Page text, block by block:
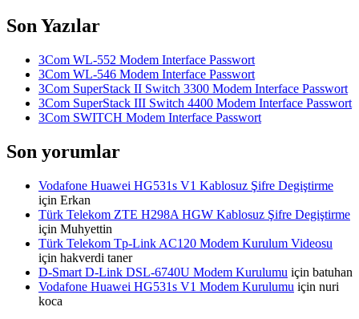
Son Yazılar
3Com WL-552 Modem Interface Passwort
3Com WL-546 Modem Interface Passwort
3Com SuperStack II Switch 3300 Modem Interface Passwort
3Com SuperStack III Switch 4400 Modem Interface Passwort
3Com SWITCH Modem Interface Passwort
Son yorumlar
Vodafone Huawei HG531s V1 Kablosuz Şifre Degiştirme
için Erkan
Türk Telekom ZTE H298A HGW Kablosuz Şifre Degiştirme
için Muhyettin
Türk Telekom Tp-Link AC120 Modem Kurulum Videosu
için hakverdi taner
D-Smart D-Link DSL-6740U Modem Kurulumu için batuhan
Vodafone Huawei HG531s V1 Modem Kurulumu için nuri
koca